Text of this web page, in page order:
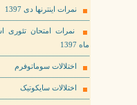
نمرات اینترنها دی 1397
نمرات امتحان تئوری
ماه 1397
اختلالات سوماتوفرم
اختلالات سایکوتیک